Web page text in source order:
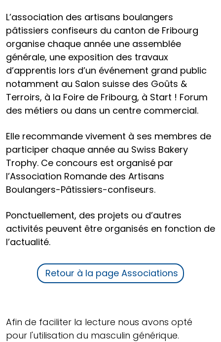
L’association des artisans boulangers
pâtissiers confiseurs du canton de Fribourg
organise chaque année une assemblée
générale, une exposition des travaux
d’apprentis lors d’un événement grand public
notamment au Salon suisse des Goûts &
Terroirs, à la Foire de Fribourg, à Start ! Forum
des métiers ou dans un centre commercial.
Elle recommande vivement à ses membres de
participer chaque année au Swiss Bakery
Trophy. Ce concours est organisé par
l’Association Romande des Artisans
Boulangers-Pâtissiers-confiseurs.
Ponctuellement, des projets ou d’autres
activités peuvent être organisés en fonction de
l’actualité.
Retour à la page Associations
Afin de faciliter la lecture nous avons opté
pour l'utilisation du masculin générique.